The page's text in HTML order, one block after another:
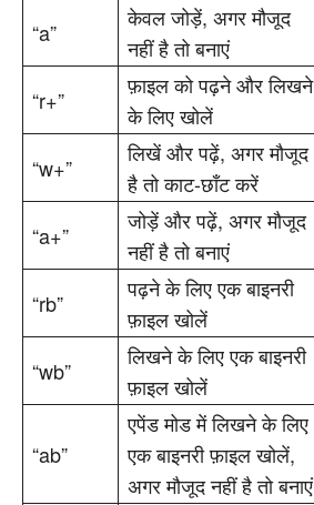
“a”
केवल जोड़ें, अगर मौजूद
नहीं है तो बनाएं
“r+”
फ़ाइल को पढ़ने और लिखने
के लिए खोलें
“w+”
लिखें और पढ़ें, अगर मौजूद
है तो काट-छाँट करें
“a+”
जोड़ें और पढ़ें, अगर मौजूद
नहीं है तो बनाएं
“rb”
पढ़ने के लिए एक बाइनरी
फ़ाइल खोलें
“wb”
लिखने के लिए एक बाइनरी
फ़ाइल खोलें
“ab”
एपेंड मोड में लिखने के लिए
एक बाइनरी फ़ाइल खोलें,
अगर मौजूद नहीं है तो बनाएं